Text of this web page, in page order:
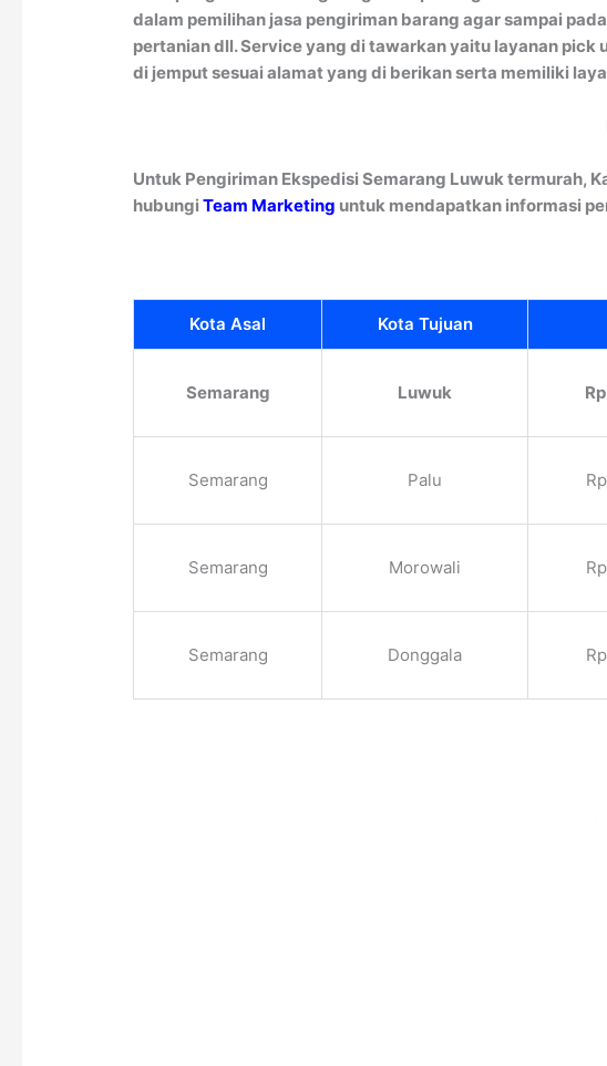
dalam pemilihan jasa pengiriman barang agar sampai
pertanian dll. Service yang di tawarkan yaitu layanan
di jemput sesuai alamat yang di berikan serta memiliki
Untuk Pengiriman Ekspedisi Semarang Luwuk termurah,
hubungiTeam Marketing untuk mendapatkan informasi
Kota Asal Kota Tujuan
Semarang Luwuk
Semarang Palu
Semarang Morowali
Semarang Donggala